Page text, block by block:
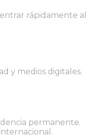
rápidamente al
y medios digitales.
permanente.